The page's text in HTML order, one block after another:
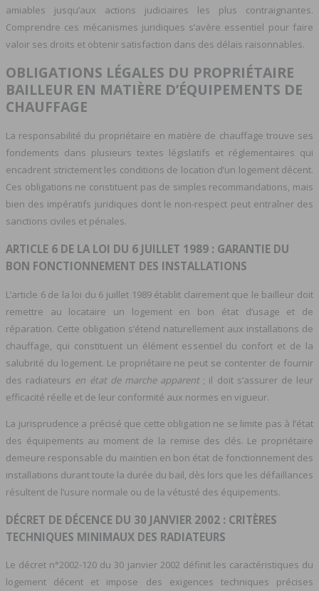
amiables jusqu’aux actions judiciaires les plus contraignantes.
Comprendre ces mécanismes juridiques s’avère essentiel pour faire
valoir ses droits et obtenir satisfaction dans des délais raisonnables.
OBLIGATIONS LÉGALES DU PROPRIÉTAIRE
BAILLEUR EN MATIÈRE D’ÉQUIPEMENTS DE
CHAUFFAGE
La responsabilité du propriétaire en matière de chauffage trouve ses
fondements dans plusieurs textes législatifs et réglementaires qui
encadrent strictement les conditions de location d’un logement décent.
Ces obligations ne constituent pas de simples recommandations, mais
bien des impératifs juridiques dont le non-respect peut entraîner des
sanctions civiles et pénales.
ARTICLE 6 DE LA LOI DU 6 JUILLET 1989 : GARANTIE DU
BON FONCTIONNEMENT DES INSTALLATIONS
L’article 6 de la loi du 6 juillet 1989 établit clairement que le bailleur doit
remettre au locataire un logement en bon état d’usage et de
réparation. Cette obligation s’étend naturellement aux installations de
chauffage, qui constituent un élément essentiel du confort et de la
salubrité du logement. Le propriétaire ne peut se contenter de fournir
des radiateurs en état de marche apparent ; il doit s’assurer de leur
efficacité réelle et de leur conformité aux normes en vigueur.
La jurisprudence a précisé que cette obligation ne se limite pas à l’état
des équipements au moment de la remise des clés. Le propriétaire
demeure responsable du maintien en bon état de fonctionnement des
installations durant toute la durée du bail, dès lors que les défaillances
résultent de l’usure normale ou de la vétusté des équipements.
DÉCRET DE DÉCENCE DU 30 JANVIER 2002 : CRITÈRES
TECHNIQUES MINIMAUX DES RADIATEURS
Le décret n°2002-120 du 30 janvier 2002 définit les caractéristiques du
logement décent et impose des exigences techniques précises